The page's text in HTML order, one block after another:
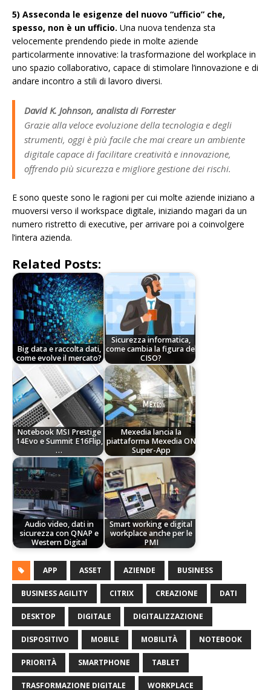
5) Asseconda le esigenze del nuovo “ufficio” che,
spesso, non è un ufficio. Una nuova tendenza sta
velocemente prendendo piede in molte aziende
particolarmente innovative: la trasformazione del workplace in
uno spazio collaborativo, capace di stimolare l’innovazione e di
andare incontro a stili di lavoro diversi.
David K. Johnson, analista di Forrester
Grazie alla veloce evoluzione della tecnologia e degli
strumenti, oggi è più facile che mai creare un ambiente
digitale capace di facilitare creatività e innovazione,
offrendo più sicurezza e migliore gestione dei rischi.
E sono queste sono le ragioni per cui molte aziende iniziano a
muoversi verso il workspace digitale, iniziando magari da un
numero ristretto di executive, per arrivare poi a coinvolgere
l’intera azienda.
Related Posts:
Big data e raccolta dati,
come evolve il mercato?
Sicurezza informatica,
come cambia la figura del
CISO?
Notebook MSI Prestige
14Evo e Summit E16Flip,
…
Mexedia lancia la
piattaforma Mexedia ON
Super-App
Audio video, dati in
sicurezza con QNAP e
Western Digital
Smart working e digital
workplace anche per le
PMI
APP ASSET AZIENDE BUSINESS
BUSINESS AGILITY CITRIX CREAZIONE DATI
DESKTOP DIGITALE DIGITALIZZAZIONE
DISPOSITIVO MOBILE MOBILITÀ NOTEBOOK
PRIORITÀ SMARTPHONE TABLET
TRASFORMAZIONE DIGITALE WORKPLACE